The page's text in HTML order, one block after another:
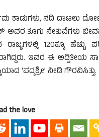
ಕಾಡುಗಳು, ನದಿ ದಾಟಲು
ಅವರ ತೂಗು ಸೇತುವೆಗಳು
120ಕ್ಕೂ
ಇವರ ಈ ಅದ್ವಿತೀಯ
‘ಪದ್ಮಶ್ರೀ’ ನೀಡಿ ಗೌರವಿಸಿತ್ತು.
the love